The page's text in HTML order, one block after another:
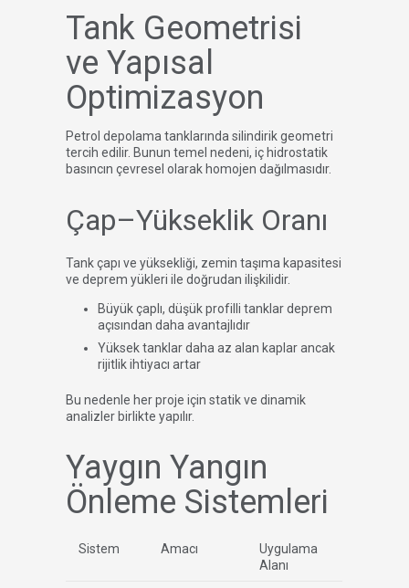
Tank Geometrisi
ve Yapısal
Optimizasyon
Petrol depolama tanklarında silindirik geometri
tercih edilir. Bunun temel nedeni, iç hidrostatik
basıncın çevresel olarak homojen dağılmasıdır.
Çap–Yükseklik Oranı
Tank çapı ve yüksekliği, zemin taşıma kapasitesi
ve deprem yükleri ile doğrudan ilişkilidir.
Büyük çaplı, düşük profilli tanklar deprem
açısından daha avantajlıdır
Yüksek tanklar daha az alan kaplar ancak
rijitlik ihtiyacı artar
Bu nedenle her proje için statik ve dinamik
analizler birlikte yapılır.
Yaygın Yangın
Önleme Sistemleri
Sistem Amacı
Uygulama
Alanı